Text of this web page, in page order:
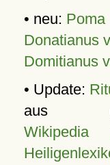
• neu: Poma
Donatianus
Domitianus
• Update:
aus